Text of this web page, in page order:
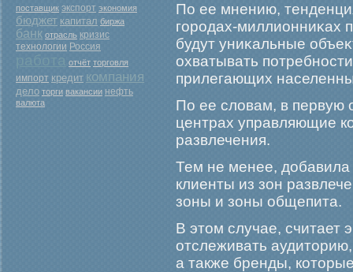
поставщик экспорт экономия
бюджет капитал биржа
банк отрасль кризис
технологии Россия
отчёт торговля
импорт кредит компания
дело торги вакансии нефть
валюта
По ее мнению,
гοрοдах-миллионниκах
будут униκальные
охватывать
прилегающих
По ее словам, в первую
центрах управляющие
развлечения.
Тем не менее, добавила
клиенты из зон
зоны и зоны общепита.
В этом случае, считает
отслеживать
а также бренды,